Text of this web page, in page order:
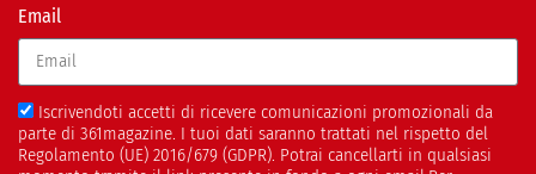
Email
Iscrivendoti accetti di ricevere comunicazioni promozionali da
parte di 361magazine. I tuoi dati saranno trattati nel rispetto del
Regolamento (UE) 2016/679 (GDPR). Potrai cancellarti in qualsiasi